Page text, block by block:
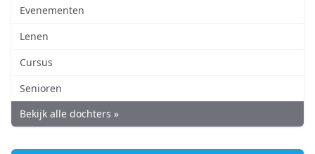
Evenementen
Lenen
Cursus
Senioren
Bekijk alle dochters »